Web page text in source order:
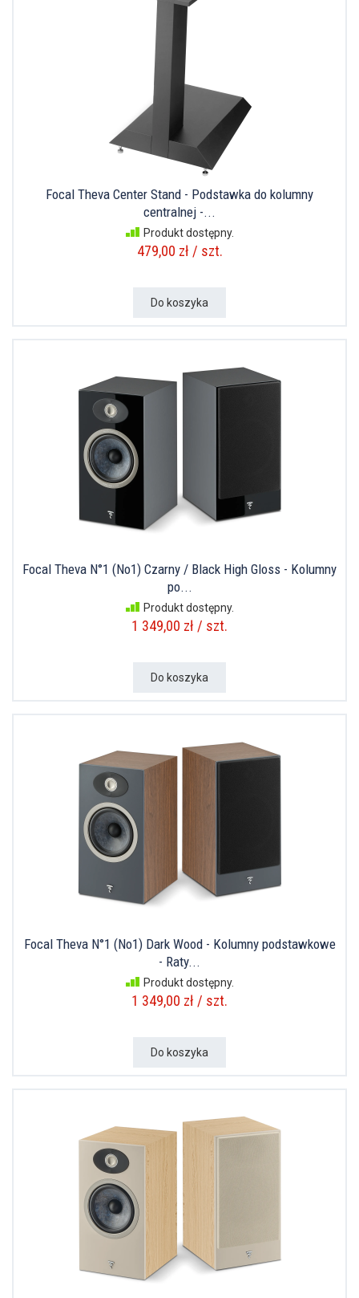
Focal Theva Center Stand - Podstawka do kolumny
centralnej -...
Produkt dostępny.
479,00 zł / szt.
Do koszyka
Focal Theva N°1 (No1) Czarny / Black High Gloss - Kolumny
po...
Produkt dostępny.
1 349,00 zł / szt.
Do koszyka
Focal Theva N°1 (No1) Dark Wood - Kolumny podstawkowe
- Raty...
Produkt dostępny.
1 349,00 zł / szt.
Do koszyka